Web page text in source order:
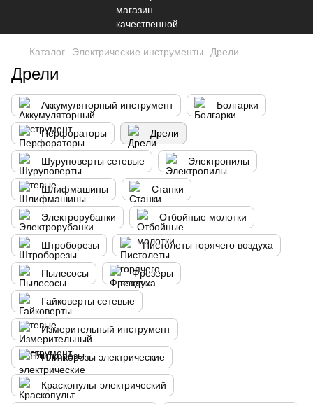
Каталог Электрические инструменты Дрели
Дрели
Аккумуляторный инструмент Болгарки
Перфораторы Дрели
Шуруповерты сетевые Электропилы
Шлифмашины Станки
Электрорубанки Отбойные молотки
Штроборезы Пистолеты горячего воздуха
Пылесосы Фрезеры
Гайковерты сетевые
Измерительный инструмент
Плиткорезы электрические
Краскопульт электрический